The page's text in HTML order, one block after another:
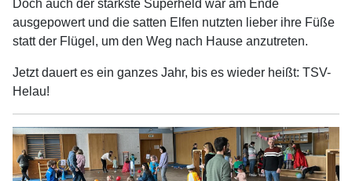
Doch auch der stärkste Superheld war am Ende
ausgepowert und die satten Elfen nutzten lieber ihre Füße
statt der Flügel, um den Weg nach Hause anzutreten.
Jetzt dauert es ein ganzes Jahr, bis es wieder heißt: TSV-
Helau!